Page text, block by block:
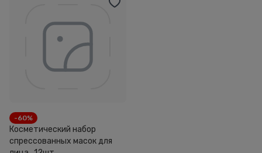
-60%
Косметический набор
спрессованных масок для